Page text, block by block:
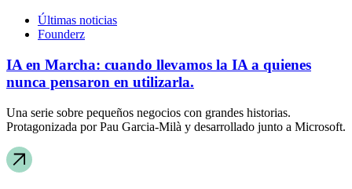
Últimas noticias
Founderz
IA en Marcha: cuando llevamos la IA a quienes
nunca pensaron en utilizarla.
Una serie sobre pequeños negocios con grandes historias.
Protagonizada por Pau Garcia-Milà y desarrollado junto a Microsoft.